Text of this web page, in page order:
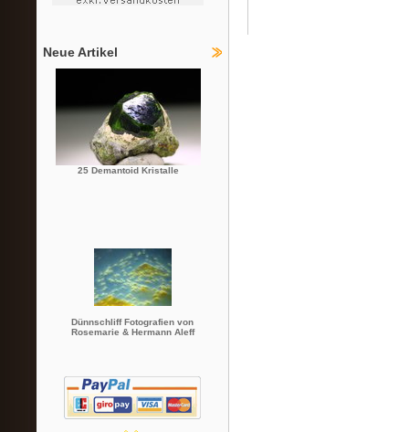
Neue Artikel
25 Demantoid Kristalle
Dünnschliff Fotografien von
Rosemarie & Hermann Aleff